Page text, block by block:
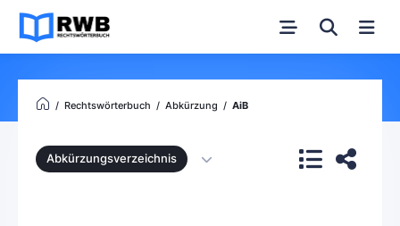
Rechtswörterbuch Abkürzung AiB
Abkürzungsverzeichnis